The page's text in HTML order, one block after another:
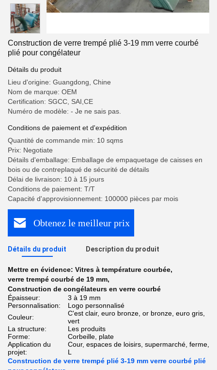
Construction de verre trempé plié 3-19 mm verre courbé
plié pour congélateur
Détails du produit
Lieu d'origine: Guangdong, Chine
Nom de marque: OEM
Certification: SGCC, SAI,CE
Numéro de modèle: - Je ne sais pas.
Conditions de paiement et d'expédition
Quantité de commande min: 10 sqms
Prix: Negotiate
Détails d'emballage: Emballage de empaquetage de caisses en
bois ou de contreplaqué de sécurité de détails
Délai de livraison: 10 à 15 jours
Conditions de paiement: T/T
Capacité d'approvisionnement: 100000 pièces par mois
Obtenez le meilleur prix
Détails du produit Description du produit
Mettre en évidence: Vitres à température courbée,
verre trempé courbé de 19 mm,
Construction de congélateurs en verre courbé
Épaisseur:
3 à 19 mm
Personnalisation:
Logo personnalisé
Couleur:
C'est clair, euro bronze, or bronze, euro gris,
vert
La structure:
Les produits
Forme:
Corbeille, plate
Application du
projet:
Cour, espaces de loisirs, supermarché, ferme,
L
Construction de verre trempé plié 3-19 mm verre courbé plié